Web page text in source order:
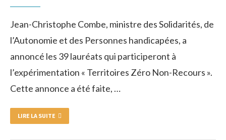
Jean-Christophe Combe, ministre des Solidarités, de
l’Autonomie et des Personnes handicapées, a
annoncé les 39 lauréats qui participeront à
l’expérimentation « Territoires Zéro Non-Recours ».
Cette annonce a été faite, …
LIRE LA SUITE